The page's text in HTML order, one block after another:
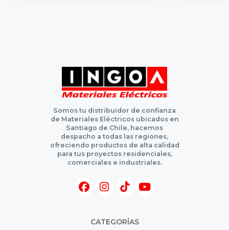
Somos tu distribuidor de confianza
de Materiales Eléctricos ubicados en
Santiago de Chile, hacemos
despacho a todas las regiones,
ofreciendo productos de alta calidad
para tus proyectos residenciales,
comerciales e industriales.
CATEGORÍAS